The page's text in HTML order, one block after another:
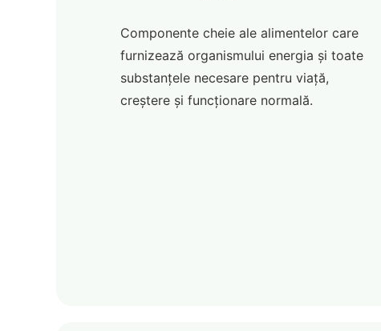
Componente cheie ale alimentelor care
furnizează organismului energia și toate
substanțele necesare pentru viață,
creștere și funcționare normală.